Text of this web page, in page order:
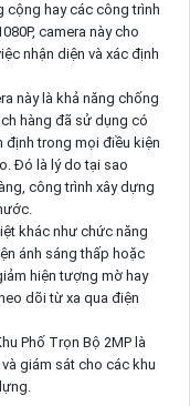
cộng hay các công trình
camera này cho
nhận diện và xác định
này là khả năng chống
hàng đã sử dụng có
định trong mọi điều kiện
Đó là lý do tại sao
công trình xây dựng
khác như chức năng
ánh sáng thấp hoặc
hiện tượng mờ hay
dõi từ xa qua điện
Phố Trọn Bộ 2MP là
giám sát cho các khu